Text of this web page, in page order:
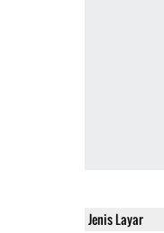
Jenis Layar